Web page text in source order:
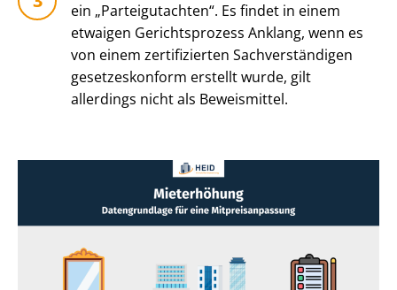
ein „Parteigutachten“. Es findet in einem
etwaigen Gerichtsprozess Anklang, wenn es
von einem zertifizierten Sach­ver­stän­di­gen
gesetzeskonform erstellt wurde, gilt
allerdings nicht als Beweismittel.